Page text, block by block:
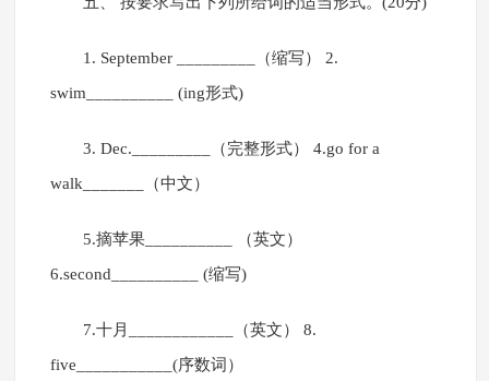
1. September _________（缩写） 2.
swim__________ (ing形式)
3. Dec._________（完整形式） 4.go for a
walk_______（中文）
5.摘苹果__________ （英文）
6.second__________ (缩写)
7.十月____________（英文） 8.
five___________(序数词）